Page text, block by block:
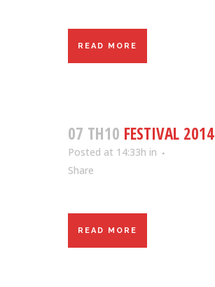
READ MORE
07 TH10 FESTIVAL 2014
Posted at 14:33h in
Share
READ MORE